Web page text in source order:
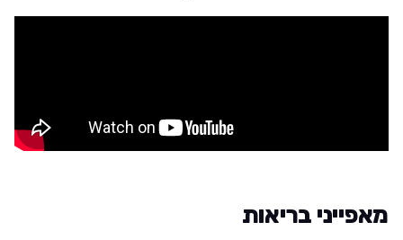
מאפייני בריאות